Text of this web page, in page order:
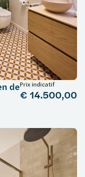
dePrix indicatif
€ 14.500,00